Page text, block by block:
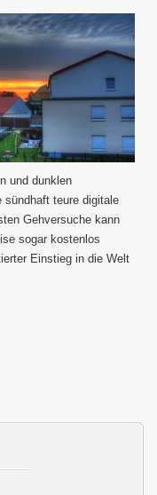
und dunklen
sündhaft teure digitale
Gehversuche kann
sogar kostenlos
Einstieg in die Welt